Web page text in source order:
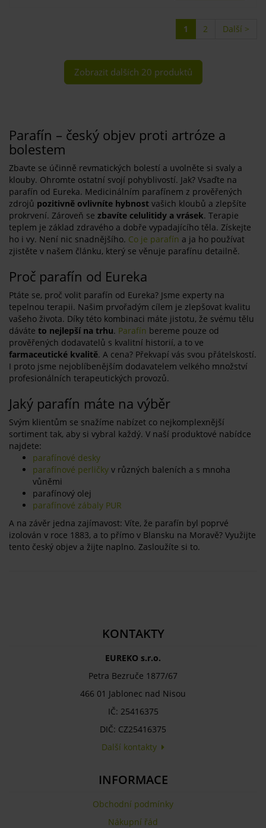
1 2 Další >
Zobrazit dalších 20 produktů
Parafín – český objev proti artróze a
bolestem
Zbavte se účinně revmatických bolestí a uvolněte si svaly a
klouby. Ohromte ostatní svojí pohyblivostí. Jak? Vsaďte na
parafín od Eureka. Medicinálním parafínem z prověřených
zdrojů pozitivně ovlivníte hybnost vašich kloubů a zlepšíte
prokrvení. Zároveň se zbavíte celulitidy a vrásek. Terapie
teplem je základ zdravého a dobře vypadajícího těla. Získejte
ho i vy. Není nic snadnějšího. Co je parafín a ja ho používat
zjistěte v našem článku, který se věnuje parafínu detailně.
Proč parafín od Eureka
Ptáte se, proč volit parafín od Eureka? Jsme experty na
tepelnou terapii. Našim prvořadým cílem je zlepšovat kvalitu
vašeho života. Díky této kombinaci máte jistotu, že svému tělu
dáváte to nejlepší na trhu. Parafín bereme pouze od
prověřených dodavatelů s kvalitní historií, a to ve
farmaceutické kvalitě. A cena? Překvapí vás svou přátelskostí.
I proto jsme nejoblíbenějším dodavatelem velkého množství
profesionálních terapeutických provozů.
Jaký parafín máte na výběr
Svým klientům se snažíme nabízet co nejkomplexnější
sortiment tak, aby si vybral každý. V naší produktové nabídce
najdete:
parafínové desky
parafínové perličky v různých baleních a s mnoha
vůněmi
parafínový olej
parafínové zábaly PUR
A na závěr jedna zajímavost: Víte, že parafín byl poprvé
izolován v roce 1883, a to přímo v Blansku na Moravě? Využijte
tento český objev a žijte naplno. Zasloužíte si to.
KONTAKTY
EUREKO s.r.o.
Petra Bezruče 1877/67
466 01 Jablonec nad Nisou
IČ: 25416375
DIČ: CZ25416375
Další kontakty
INFORMACE
Obchodní podmínky
Nákupní řád